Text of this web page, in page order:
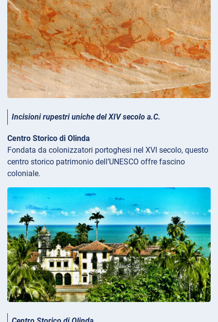
Incisioni rupestri uniche del XIV secolo a.C.
Centro Storico di Olinda
Fondata da colonizzatori portoghesi nel XVI secolo, questo
centro storico patrimonio dell’UNESCO offre fascino
coloniale.